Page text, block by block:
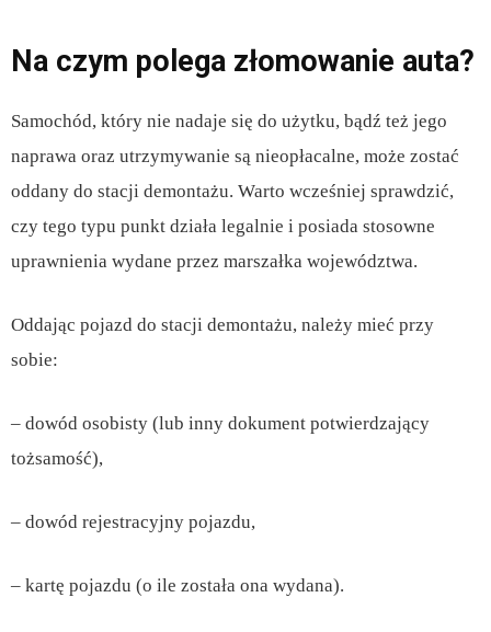
Na czym polega złomowanie auta?
Samochód, który nie nadaje się do użytku, bądź też jego
naprawa oraz utrzymywanie są nieopłacalne, może zostać
oddany do stacji demontażu. Warto wcześniej sprawdzić,
czy tego typu punkt działa legalnie i posiada stosowne
uprawnienia wydane przez marszałka województwa.
Oddając pojazd do stacji demontażu, należy mieć przy
sobie:
– dowód osobisty (lub inny dokument potwierdzający
tożsamość),
– dowód rejestracyjny pojazdu,
– kartę pojazdu (o ile została ona wydana).